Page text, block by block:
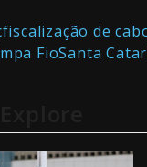
fiscalização de
FioSanta